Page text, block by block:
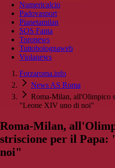
Numericalcio
Padovasport
Pianetamilan
SOS Fanta
Toronews
Tuttobolognaweb
Violanews
Forzaroma.info
News AS Roma
Roma-Milan, all'Olimpico
"Leone XIV uno di noi"
Roma-Milan,
striscione per il Papa:
noi"